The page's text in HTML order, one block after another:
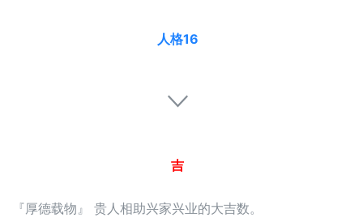
人格16
吉
『厚德载物』 贵人相助兴家兴业的大吉数。